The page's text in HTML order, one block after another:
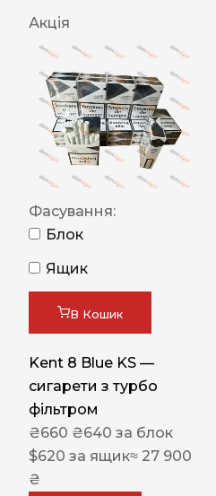
Акція
Фасування:
Блок
Ящик
В Кошик
Kent 8 Blue KS —
сигарети з турбо
фільтром
₴660 ₴640 за блок
$620 за ящик≈ 27 900
₴